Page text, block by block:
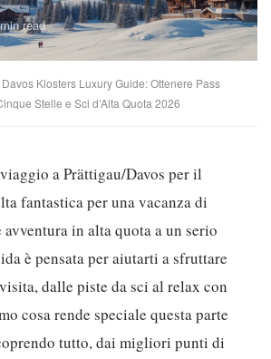
read
Davos Klosters Luxury Guide: Ottenere Pass
Stelle e Sci d’Alta Quota 2026
a Prättigau/Davos per il
fantastica per una vacanza di
avventura in alta quota a un serio
è pensata per aiutarti a sfruttare
dalle piste da sci al relax con
cosa rende speciale questa parte
tutto, dai migliori punti di